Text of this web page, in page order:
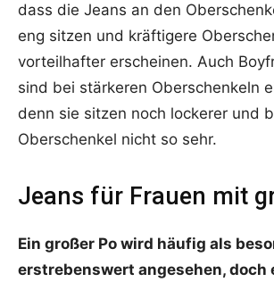
dass die Jeans an den
eng sitzen und kräftigere
vorteilhafter erscheinen. Auch
sind bei stärkeren Oberschenkeln
denn sie sitzen noch lockerer und
Oberschenkel nicht so sehr.
Jeans für Frauen mit
Ein großer Po wird häufig als
erstrebenswert angesehen, doch